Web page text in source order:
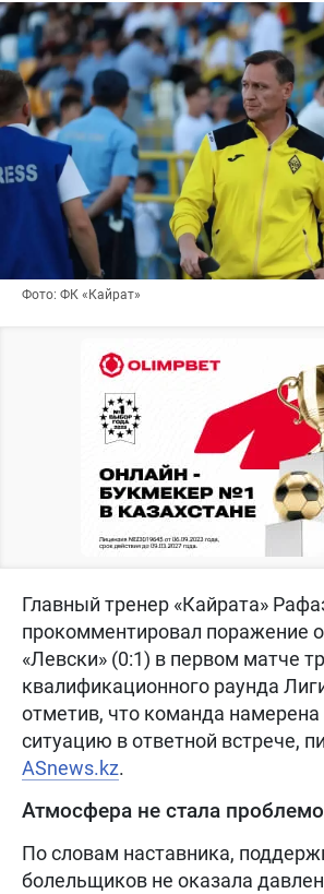
Фото: ФК «Кайрат»
Главный тренер «Кайрата»
прокомментировал поражение
«Левски» (0:1) в первом матче
квалификационного раунда
отметив, что команда намерена
ситуацию в ответной встрече,
ASnews.kz.
Атмосфера не стала
По словам наставника,
болельщиков не оказала